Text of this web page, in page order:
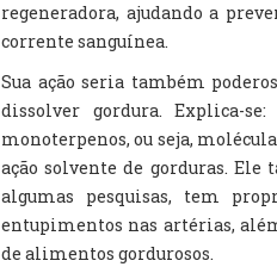
regeneradora, ajudando a
corrente sanguínea.
Sua ação seria também
dissolver gordura. Explica-
monoterpenos, ou seja,
ação solvente de gorduras.
algumas pesquisas, tem
entupimentos nas artérias,
de alimentos gordurosos.